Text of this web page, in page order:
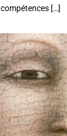
compétences […]